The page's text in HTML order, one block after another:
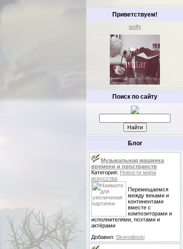
Приветствуем!
wolfy
Поиск по сайту
Блог
Музыкальная машинка
времени и пространств
Категория: Новости мира
искусства
Перемещаемся
между веками и
континентами
вместе с
композиторами и
исполнителями, поэтами и
актёрами
Добавил: Skorodinski